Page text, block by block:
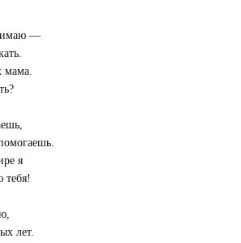
—
мама.
я
тебя!
лет.